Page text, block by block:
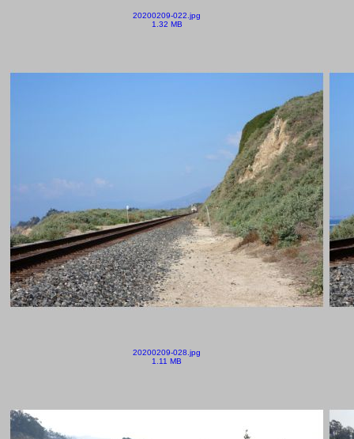
20200209-022.jpg
1.32 MB
20200209-028.jpg
1.11 MB